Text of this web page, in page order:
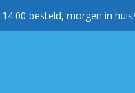
14:00 besteld, morgen in